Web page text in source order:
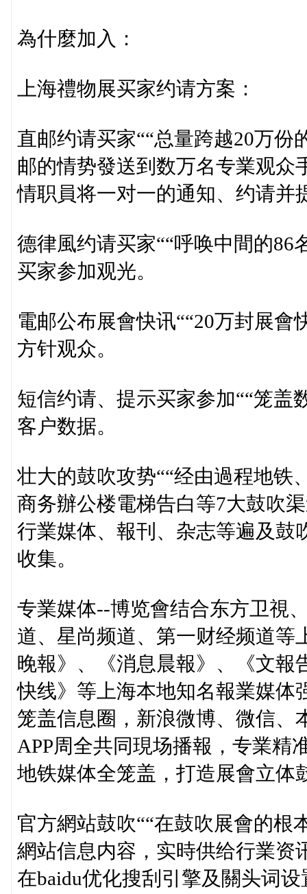
為什麼加入：
上海禮物展买家约请方案：
直邮约请买家““总量跨越20万
邮的情势發送到数万名专業观众
情职員将一对一的通知、约请并
德律風约请买家““呼唤中間的
买家参加观光。
電邮公布展會快讯““20万封展
方针观众。
短信约请、提示买家参加““笼盖
客户数据。
壮大的鼓吹攻势““经由過程地铁
商务辦公楼電梯告白等7大鼓吹
行業媒体、報刊、杂志等遍及鼓
收集。
专業媒体--博览會结合东方卫視
道、星尚频道、第一财经频道等
晚報》、《消息晨報》、《文報
快线》等上海本地知名報業媒体
笼盖信息圈，新浪微博、微信、
APP周全共同現场播報，专業精
地铁媒体全笼盖，打造展會立体
官方網站鼓吹““在鼓吹展會的根
網站信息内容，实時供给行業资
在baidu优化搜刮引擎及關头词